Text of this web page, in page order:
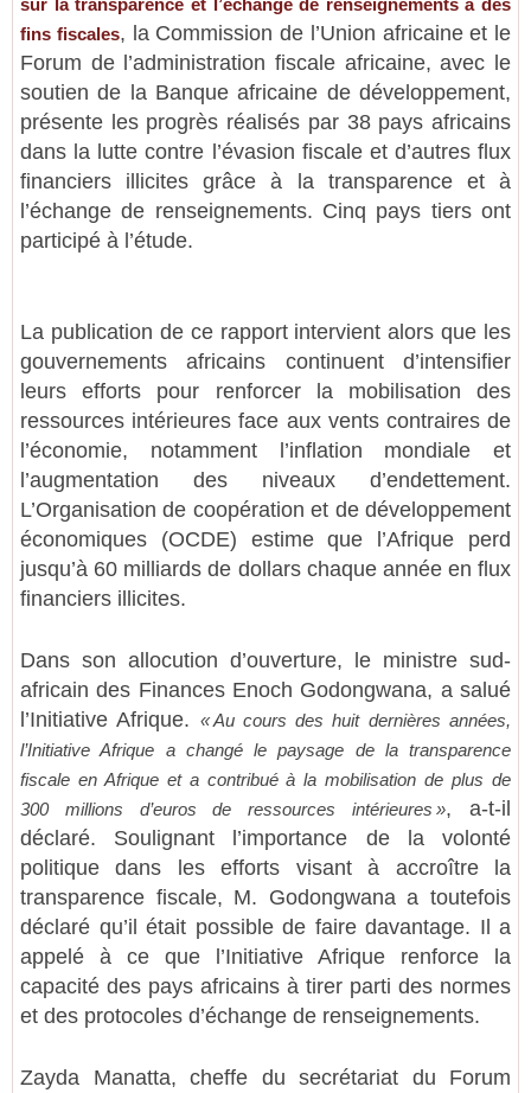
fins fiscales, la Commission de l’Union africaine et le
Forum de l’administration fiscale africaine, avec le
soutien de la Banque africaine de développement,
présente les progrès réalisés par 38 pays africains
dans la lutte contre l’évasion fiscale et d’autres flux
financiers illicites grâce à la transparence et à
l’échange de renseignements. Cinq pays tiers ont
participé à l’étude.
La publication de ce rapport intervient alors que les
gouvernements africains continuent d’intensifier
leurs efforts pour renforcer la mobilisation des
ressources intérieures face aux vents contraires de
l’économie, notamment l’inflation mondiale et
l’augmentation des niveaux d’endettement.
L’Organisation de coopération et de développement
économiques (OCDE) estime que l’Afrique perd
jusqu’à 60 milliards de dollars chaque année en flux
financiers illicites.
Dans son allocution d’ouverture, le ministre sud-
africain des Finances Enoch Godongwana, a salué
l’Initiative Afrique. « Au cours des huit dernières années,
l’Initiative Afrique a changé le paysage de la transparence
fiscale en Afrique et a contribué à la mobilisation de plus de
300 millions d’euros de ressources intérieures », a-t-il
déclaré. Soulignant l’importance de la volonté
politique dans les efforts visant à accroître la
transparence fiscale, M. Godongwana a toutefois
déclaré qu’il était possible de faire davantage. Il a
appelé à ce que l’Initiative Afrique renforce la
capacité des pays africains à tirer parti des normes
et des protocoles d’échange de renseignements.
Zayda Manatta, cheffe du secrétariat du Forum